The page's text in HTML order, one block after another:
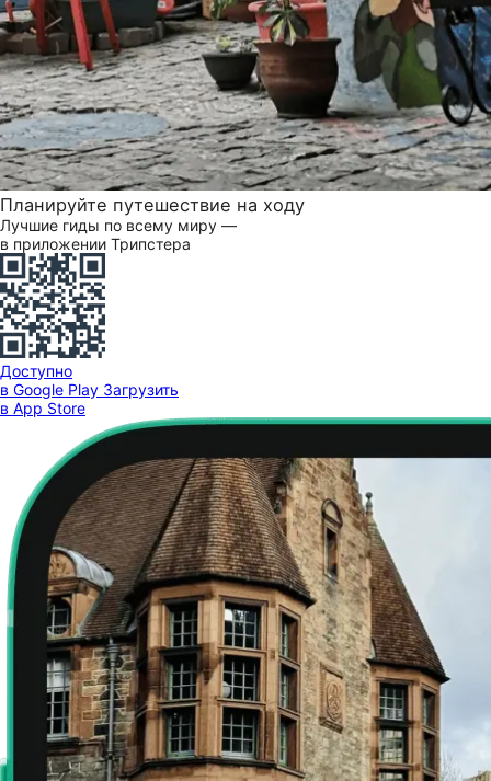
Планируйте путешествие на ходу
Лучшие гиды по всему миру —
в приложении Трипстера
Доступно
в Google Play Загрузить
в App Store